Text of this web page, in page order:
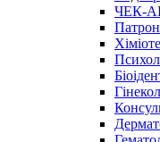
ЧЕК-